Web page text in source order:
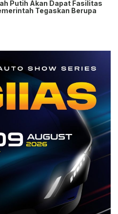
Putih Akan Dapat Fasilitas
Tegaskan Berupa